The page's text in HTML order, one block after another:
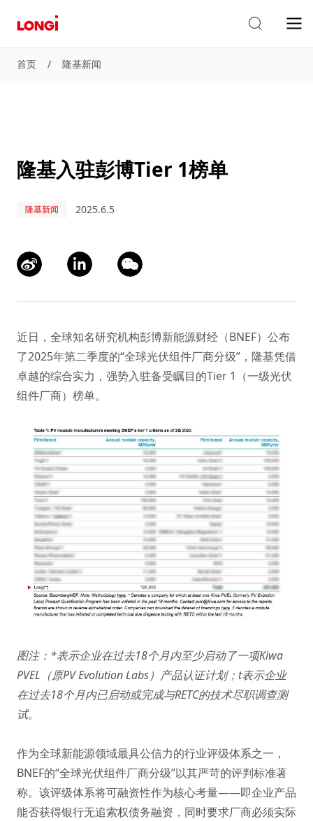
首页 / 隆基新闻
隆基入驻彭博Tier 1榜单
隆基新闻 2025.6.5
近日，全球知名研究机构彭博新能源财经（BNEF）公布
了2025年第二季度的“全球光伏组件厂商分级”，隆基凭借
卓越的综合实力，强势入驻备受瞩目的Tier 1（一级光伏
组件厂商）榜单。
图注：*表示企业在过去18个月内至少启动了一项Kiwa
PVEL（原PV Evolution Labs）产品认证计划；t表示企业
在过去18个月内已启动或完成与RETC的技术尽职调查测
试。
作为全球新能源领域最具公信力的行业评级体系之一，
BNEF的“全球光伏组件厂商分级”以其严苛的评判标准著
称。该评级体系将可融资性作为核心考量——即企业产品
能否获得银行无追索权债务融资，同时要求厂商必须实际